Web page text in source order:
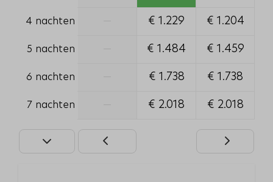
Traphekje
Verwarming & Verkoeling
Centrale verwarming
4 nachten € 1.229 € 1.204
5 nachten € 1.484 € 1.459
6 nachten € 1.738 € 1.738
7 nachten € 2.018 € 2.018